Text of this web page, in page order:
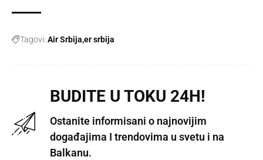
Tagovi: Air Srbija er srbija
BUDITE U TOKU 24H!
Ostanite informisani o najnovijim
događajima I trendovima u svetu i na
Balkanu.